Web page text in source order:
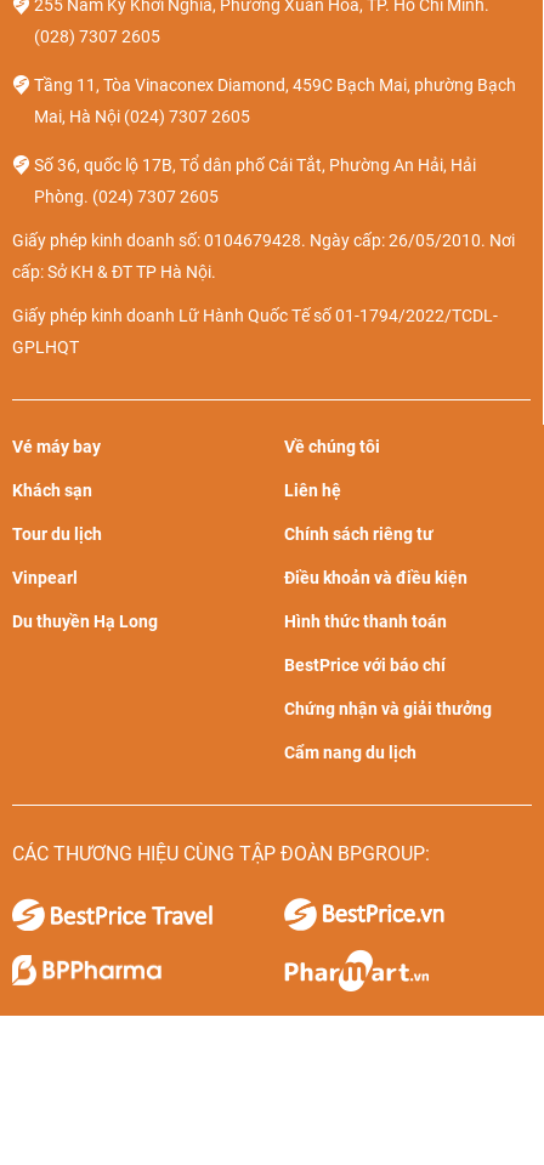
255 Nam Kỳ Khởi Nghĩa, Phường Xuân Hòa, TP. Hồ Chí Minh.
(028) 7307 2605
Tầng 11, Tòa Vinaconex Diamond, 459C Bạch Mai, phường Bạch
Mai, Hà Nội (024) 7307 2605
Số 36, quốc lộ 17B, Tổ dân phố Cái Tắt, Phường An Hải, Hải
Phòng. (024) 7307 2605
Giấy phép kinh doanh số: 0104679428. Ngày cấp: 26/05/2010. Nơi
cấp: Sở KH & ĐT TP Hà Nội.
Giấy phép kinh doanh Lữ Hành Quốc Tế số 01-1794/2022/TCDL-
GPLHQT
Vé máy bay
Khách sạn
Tour du lịch
Vinpearl
Du thuyền Hạ Long
Về chúng tôi
Liên hệ
Chính sách riêng tư
Điều khoản và điều kiện
Hình thức thanh toán
BestPrice với báo chí
Chứng nhận và giải thưởng
Cẩm nang du lịch
CÁC THƯƠNG HIỆU CÙNG TẬP ĐOÀN BPGROUP: